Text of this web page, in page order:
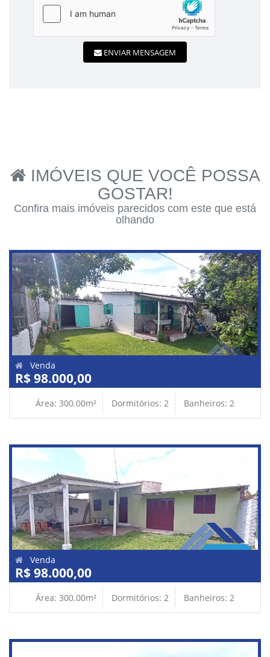
ENVIAR MENSAGEM
IMÓVEIS QUE VOCÊ POSSA
GOSTAR!
Confira mais imóveis parecidos com este que está
olhando
Venda
R$ 98.000,00
Área: 300.00m² Dormitórios: 2 Banheiros: 2
Venda
R$ 98.000,00
Área: 300.00m² Dormitórios: 2 Banheiros: 2